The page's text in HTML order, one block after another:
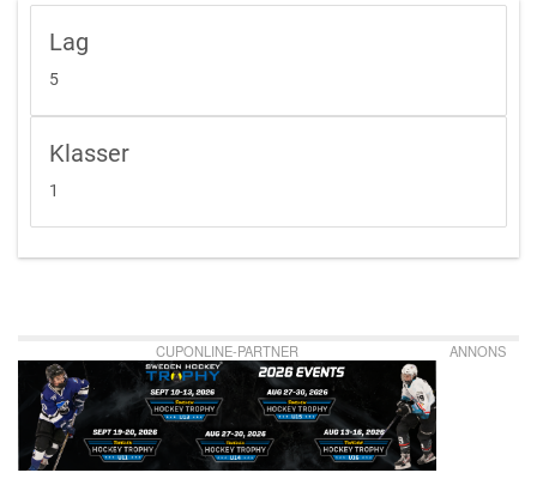
Lag
5
Klasser
1
CUPONLINE-PARTNER ANNONS